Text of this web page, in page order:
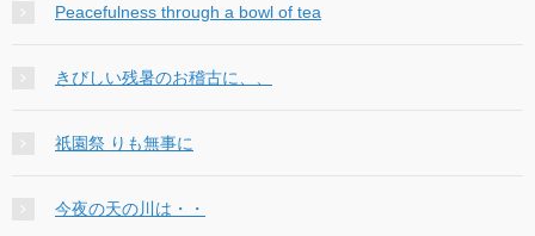
Peacefulness through a bowl of tea
きびしい残暑のお稽古に、、
祇園祭 りも無事に
今夜の天の川は・・